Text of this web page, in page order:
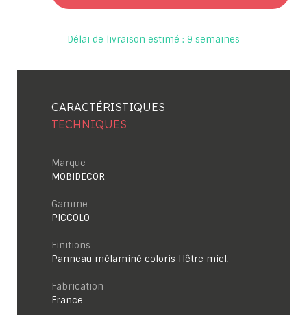
Délai de livraison estimé : 9 semaines
CARACTÉRISTIQUES
TECHNIQUES
Marque
MOBIDECOR
Gamme
PICCOLO
Finitions
Panneau mélaminé coloris Hêtre miel.
Fabrication
France